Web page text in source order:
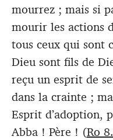
mourrez ; mais si
mourir les actions
tous ceux qui sont
Dieu sont fils de
reçu un esprit de
dans la crainte ;
Esprit d’adoption,
Abba ! Père ! (Ro